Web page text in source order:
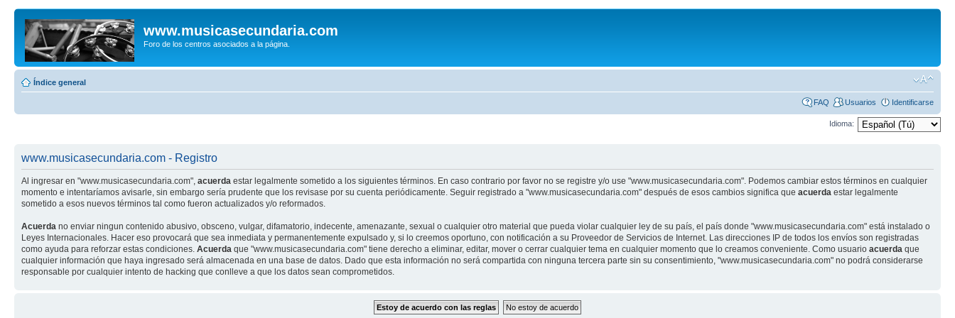
www.musicasecundaria.com
Foro de los centros asociados a la página.
Índice general
FAQ Usuarios Identificarse
Idioma:
www.musicasecundaria.com - Registro
Al ingresar en "www.musicasecundaria.com", acuerda estar legalmente sometido a los siguientes términos. En caso contrario por favor no se registre y/o use "www.musicasecundaria.com". Podemos cambiar estos términos en cualquier
momento e intentaríamos avisarle, sin embargo sería prudente que los revisase por su cuenta periódicamente. Seguir registrado a "www.musicasecundaria.com" después de esos cambios significa que acuerda estar legalmente
sometido a esos nuevos términos tal como fueron actualizados y/o reformados.
Acuerda no enviar ningun contenido abusivo, obsceno, vulgar, difamatorio, indecente, amenazante, sexual o cualquier otro material que pueda violar cualquier ley de su país, el país donde "www.musicasecundaria.com" está instalado o
Leyes Internacionales. Hacer eso provocará que sea inmediata y permanentemente expulsado y, si lo creemos oportuno, con notificación a su Proveedor de Servicios de Internet. Las direcciones IP de todos los envíos son registradas
como ayuda para reforzar estas condiciones. Acuerda que "www.musicasecundaria.com" tiene derecho a eliminar, editar, mover o cerrar cualquier tema en cualquier momento que lo creamos conveniente. Como usuario acuerda que
cualquier información que haya ingresado será almacenada en una base de datos. Dado que esta información no será compartida con ninguna tercera parte sin su consentimiento, "www.musicasecundaria.com" no podrá considerarse
responsable por cualquier intento de hacking que conlleve a que los datos sean comprometidos.